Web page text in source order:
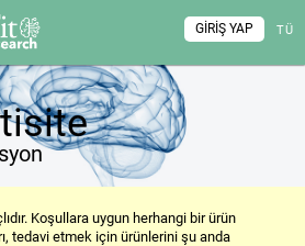
TÜ
GIRIŞ YAP
Koşullara uygun herhangi bir ürün
tedavi etmek için ürünlerini şu anda